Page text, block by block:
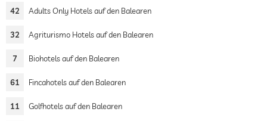
42 Adults Only Hotels auf den Balearen
32 Agriturismo Hotels auf den Balearen
7 Biohotels auf den Balearen
61 Fincahotels auf den Balearen
11 Golfhotels auf den Balearen